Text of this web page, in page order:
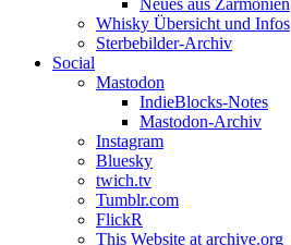
Neues aus Zarmonien
Whisky Übersicht und Infos
Sterbebilder-Archiv
Social
Mastodon
IndieBlocks-Notes
Mastodon-Archiv
Instagram
Bluesky
twich.tv
Tumblr.com
FlickR
This Website at archive.org